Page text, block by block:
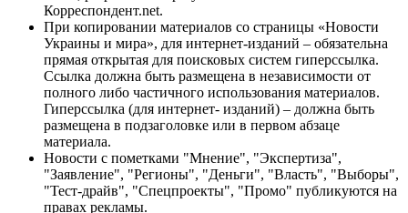
Корреспондент.net.
При копировании материалов со страницы «Новости
Украины и мира», для интернет-изданий – обязательна
прямая открытая для поисковых систем гиперссылка.
Ссылка должна быть размещена в независимости от
полного либо частичного использования материалов.
Гиперссылка (для интернет- изданий) – должна быть
размещена в подзаголовке или в первом абзаце
материала.
Новости с пометками "Мнение", "Экспертиза",
"Заявление", "Регионы", "Деньги", "Власть", "Выборы",
"Тест-драйв", "Спецпроекты", "Промо" публикуются на
правах рекламы.